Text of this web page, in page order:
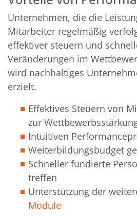
Unternehmen, die die
Mitarbeiter regelmäßig
effektiver steuern und
Veränderungen im
wird nachhaltiges
erzielt.
Effektives Steuern von
zur
Intuitiven
Weiterbildungsbudget
Schneller fundierte
treffen
Unterstützung der
Module